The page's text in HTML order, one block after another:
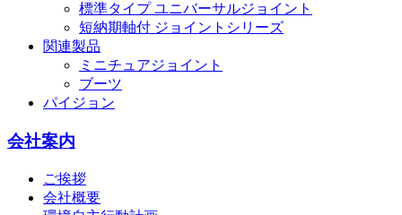
標準タイプ ユニバーサルジョイント
短納期軸付 ジョイントシリーズ
関連製品
ミニチュアジョイント
ブーツ
パイジョン
会社案内
ご挨拶
会社概要